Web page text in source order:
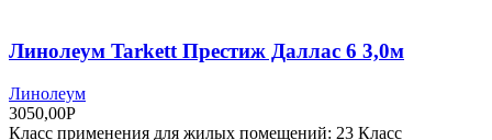
Линолеум Tarkett Престиж Даллас 6 3,0м
Линолеум
3050,00Р
Класс применения для жилых помещений: 23 Класс